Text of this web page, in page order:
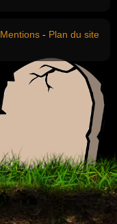
Mentions - Plan du site